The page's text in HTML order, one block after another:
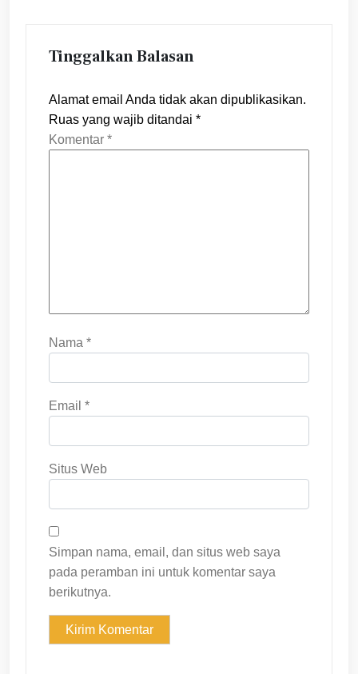
Tinggalkan Balasan
Alamat email Anda tidak akan dipublikasikan.
Ruas yang wajib ditandai *
Komentar *
Nama *
Email *
Situs Web
Simpan nama, email, dan situs web saya
pada peramban ini untuk komentar saya
berikutnya.